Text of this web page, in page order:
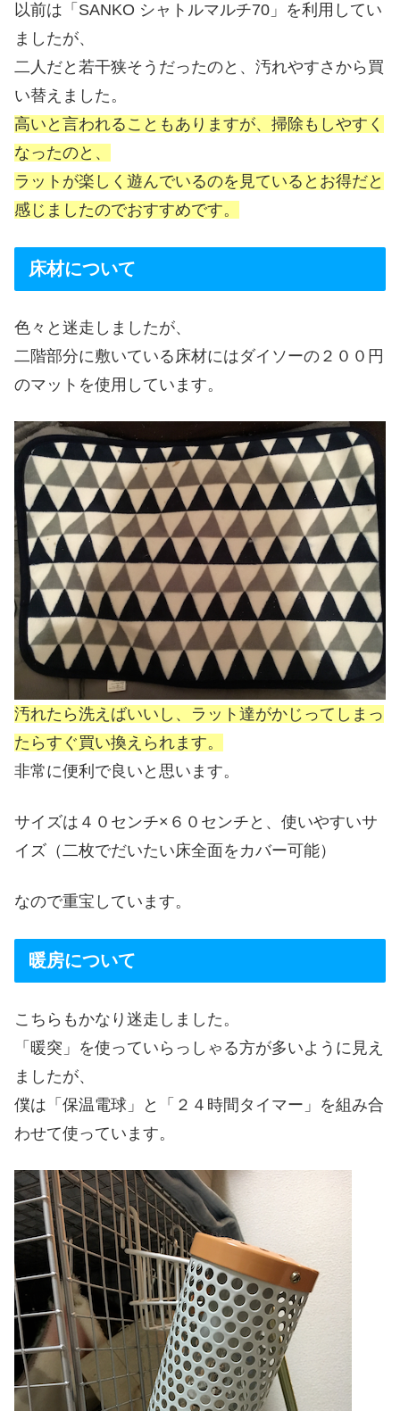
以前は「SANKO シャトルマルチ70」を利用してい
ましたが、
二人だと若干狭そうだったのと、汚れやすさから買
い替えました。
高いと言われることもありますが、掃除もしやすく
なったのと、
ラットが楽しく遊んでいるのを見ているとお得だと
感じましたのでおすすめです。
床材について
色々と迷走しましたが、
二階部分に敷いている床材にはダイソーの２００円
のマットを使用しています。
汚れたら洗えばいいし、ラット達がかじってしまっ
たらすぐ買い換えられます。
非常に便利で良いと思います。
サイズは４０センチ×６０センチと、使いやすいサ
イズ（二枚でだいたい床全面をカバー可能）
なので重宝しています。
暖房について
こちらもかなり迷走しました。
「暖突」を使っていらっしゃる方が多いように見え
ましたが、
僕は「保温電球」と「２４時間タイマー」を組み合
わせて使っています。